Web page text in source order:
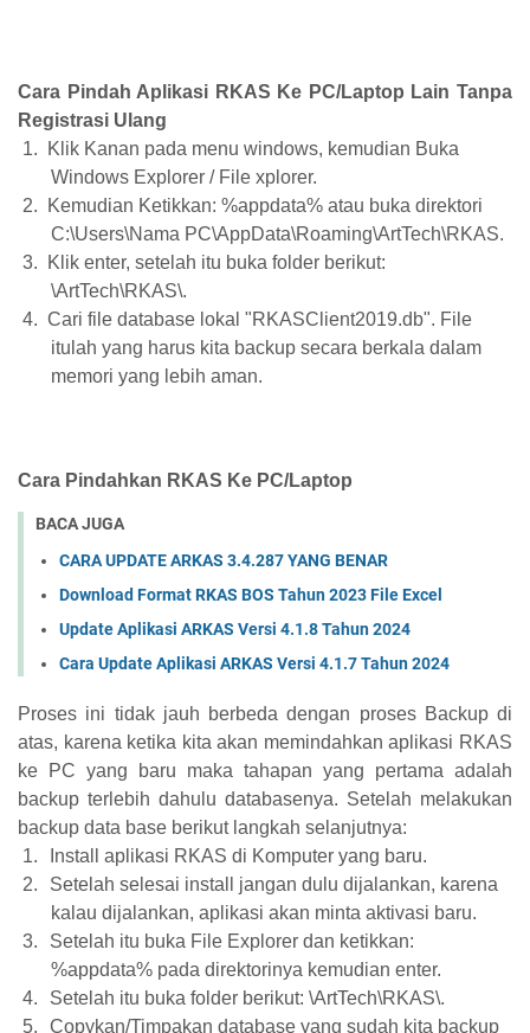
Cara Pindah Aplikasi RKAS Ke PC/Laptop Lain Tanpa
Registrasi Ulang
1.
Klik Kanan pada menu windows, kemudian Buka
Windows Explorer / File xplorer.
2.
Kemudian Ketikkan: %appdata% atau buka direktori
C:\Users\Nama PC\AppData\Roaming\ArtTech\RKAS.
3.
Klik enter, setelah itu buka folder berikut:
\ArtTech\RKAS\.
4. Cari file database lokal "RKASClient2019.db". File
itulah yang harus kita backup secara berkala dalam
memori yang lebih aman.
Cara Pindahkan RKAS Ke PC/Laptop
BACA JUGA
CARA UPDATE ARKAS 3.4.287 YANG BENAR
Download Format RKAS BOS Tahun 2023 File Excel
Update Aplikasi ARKAS Versi 4.1.8 Tahun 2024
Cara Update Aplikasi ARKAS Versi 4.1.7 Tahun 2024
Proses ini tidak jauh berbeda dengan proses Backup di
atas, karena ketika kita akan memindahkan aplikasi RKAS
ke PC yang baru maka tahapan yang pertama adalah
backup terlebih dahulu databasenya. Setelah melakukan
backup data base berikut langkah selanjutnya:
1.
Install aplikasi RKAS di Komputer yang baru.
2.
Setelah selesai install jangan dulu dijalankan, karena
kalau dijalankan, aplikasi akan minta aktivasi baru.
3.
Setelah itu buka File Explorer dan ketikkan:
%appdata% pada direktorinya kemudian enter.
4.
Setelah itu buka folder berikut: \ArtTech\RKAS\.
5.
Copykan/Timpakan database yang sudah kita backup